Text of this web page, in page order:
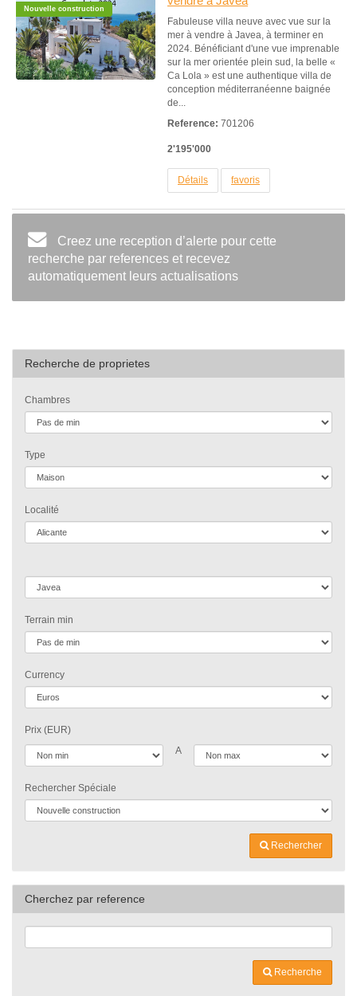
Nouvelle construction
Fabuleuse villa neuve avec vue sur la
mer à vendre à Javea, à terminer en
2024. Bénéficiant d'une vue imprenable
sur la mer orientée plein sud, la belle «
Ca Lola » est une authentique villa de
conception méditerranéenne baignée
de...
Reference: 701206
2'195'000
Détails favoris
Creez une reception d’alerte pour cette
recherche par references et recevez
automatiquement leurs actualisations
Recherche de proprietes
Chambres
Type
Localité
Terrain min
Currency
Prix (EUR)
A
Rechercher Spéciale
Rechercher
Cherchez par reference
Recherche